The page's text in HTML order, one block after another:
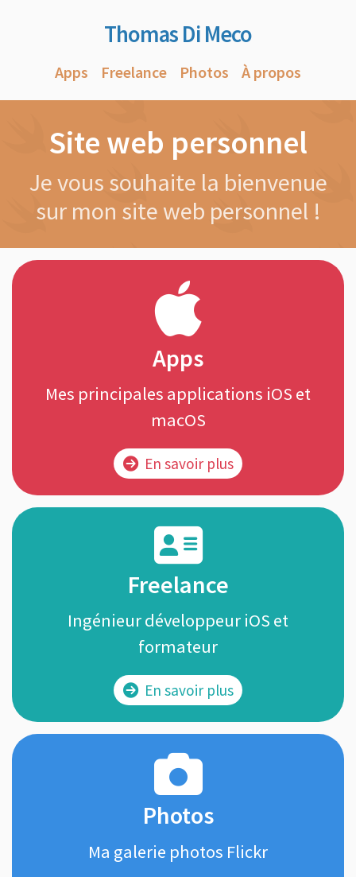
Thomas Di Meco
Apps Freelance Photos À propos
Site web personnel
Je vous souhaite la bienvenue
sur mon site web personnel !
Apps
Mes principales applications iOS et
macOS
En savoir plus
Freelance
Ingénieur développeur iOS et
formateur
En savoir plus
Photos
Ma galerie photos Flickr